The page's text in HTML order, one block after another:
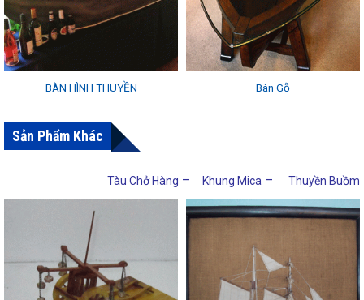
BÀN HÌNH THUYỀN Bàn Gỗ
Sản Phẩm Khác
Tàu Chở Hàng – Khung Mica – Thuyền Buồm